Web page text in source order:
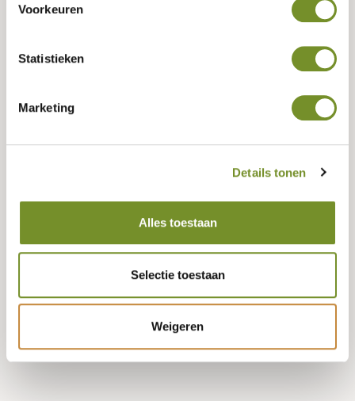
Voorkeuren
Statistieken
Marketing
Details tonen
Alles toestaan
Selectie toestaan
Weigeren
Tuindeco Händler? Loggen Sie sich ein für Ihre eigenen Preise.
Gütezeichen (FSC, PEFC, oder neutral)